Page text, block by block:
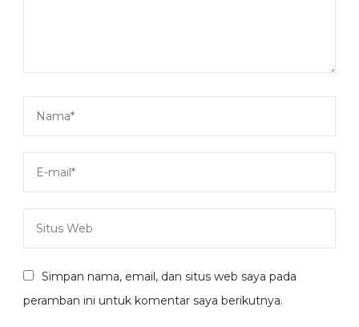
Simpan nama, email, dan situs web saya pada
peramban ini untuk komentar saya berikutnya.